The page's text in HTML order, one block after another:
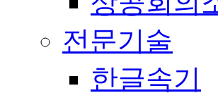
전문기술
한글속기